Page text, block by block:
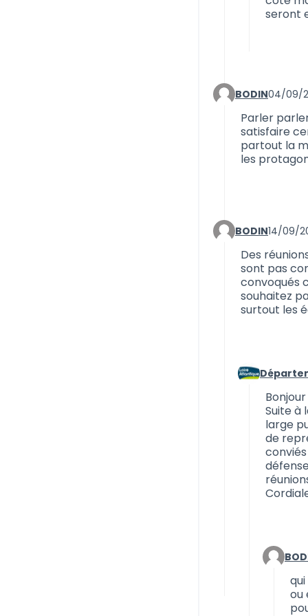
seront
Commentaire
BODIN04/09/
Parler
satisfaire
partout la
les
Commentaire
BODIN14/09/
Des
sont pas
convoqués
souhaitez
surtout les
Suite à
large
de
ou